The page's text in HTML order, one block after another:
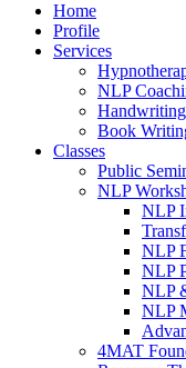
Home
Profile
Services
NLP
Book
Classes
Public
NLP
NLP
NLP
NLP
NLP
NLP
4MAT